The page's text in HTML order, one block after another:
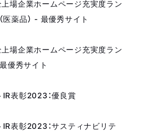
上場企業ホームページ充実度ラン
医薬品） - 最優秀サイト
上場企業ホームページ充実度ラン
優秀サイト
表彰2023：優良賞
表彰2023：サスティナビリテ